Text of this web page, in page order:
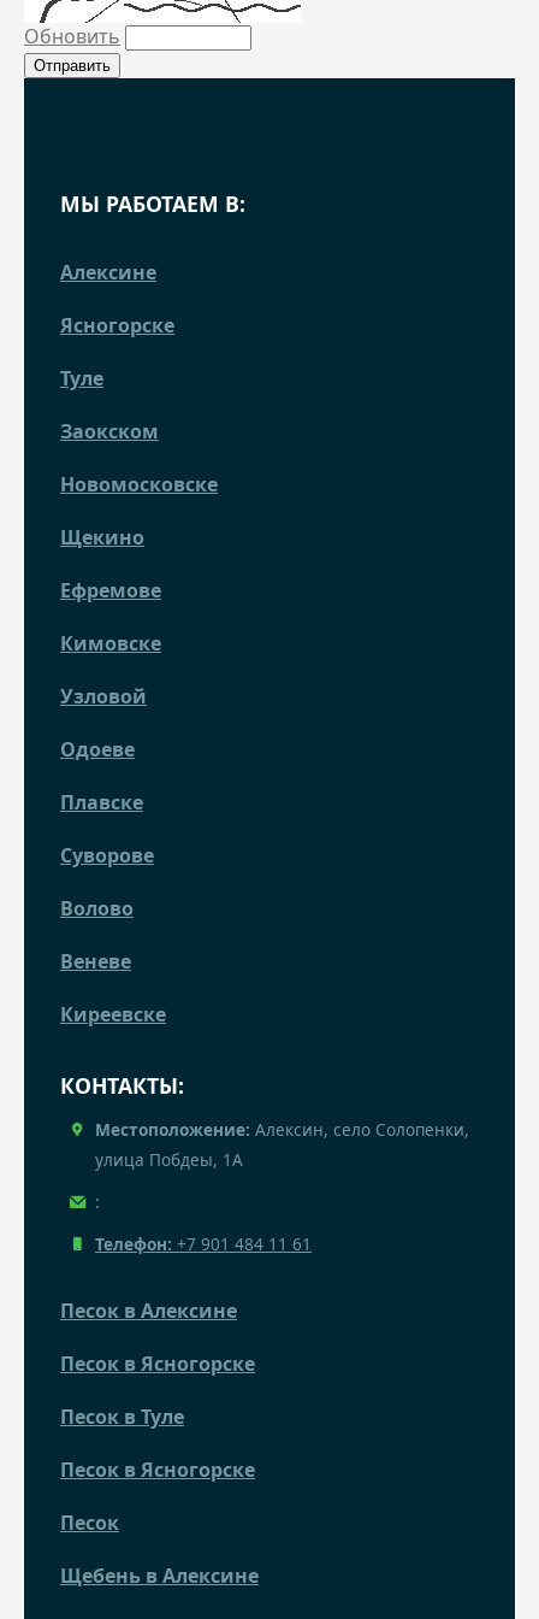
Обновить
МЫ РАБОТАЕМ В:
Алексине
Ясногорске
Туле
Заокском
Новомосковске
Щекино
Ефремове
Кимовске
Узловой
Одоеве
Плавске
Суворове
Волово
Веневе
Киреевске
КОНТАКТЫ:
Местоположение: Алексин, село Солопенки,
улица Побдеы, 1А
:
Телефон: +7 901 484 11 61
Песок в Алексине
Песок в Ясногорске
Песок в Туле
Песок в Ясногорске
Песок
Щебень в Алексине